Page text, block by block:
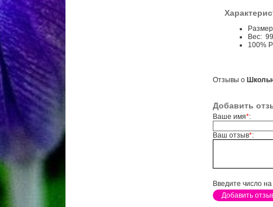
Вес:
100%
Отзывы о
Добавить
Ваше имя*:
Ваш отзыв*:
Введите число на